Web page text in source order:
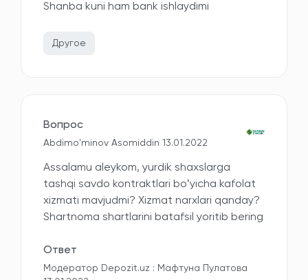
Shanba kuni ham bank ishlaydimi
Другое
Вопрос
Abdimo'minov Asomiddin 13.01.2022
Assalamu aleykom, yurdik shaxslarga
tashqi savdo kontraktlari boʻyicha kafolat
xizmati mavjudmi? Xizmat narxlari qanday?
Shartnoma shartlarini batafsil yoritib bering
Ответ
Модератор Depozit.uz : Мафтуна Пулатова